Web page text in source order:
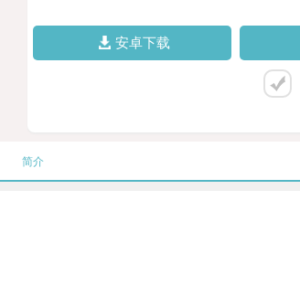
安卓下载
简介